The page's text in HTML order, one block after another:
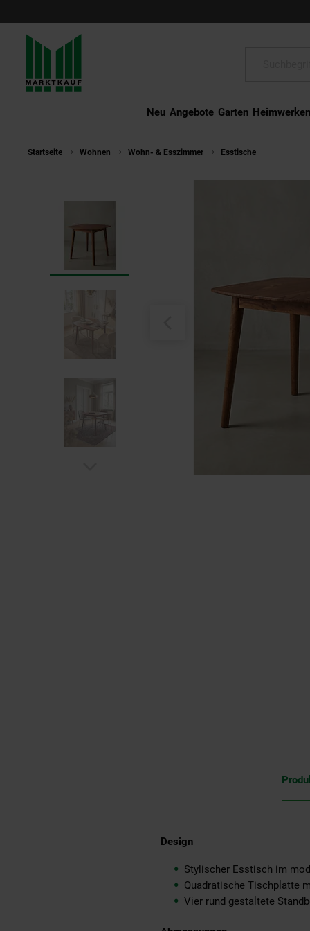
Neu Angebote Garten Heimwerken
Startseite Wohnen Wohn- & Esszimmer Esstische
Design
Stylischer Esstisch im
Quadratische Tischplatte
Vier rund gestaltete